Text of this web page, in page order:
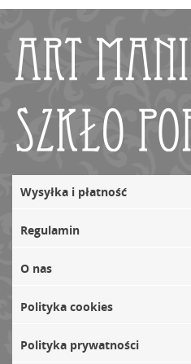
Wysyłka i płatność
Regulamin
O nas
Polityka cookies
Polityka prywatności